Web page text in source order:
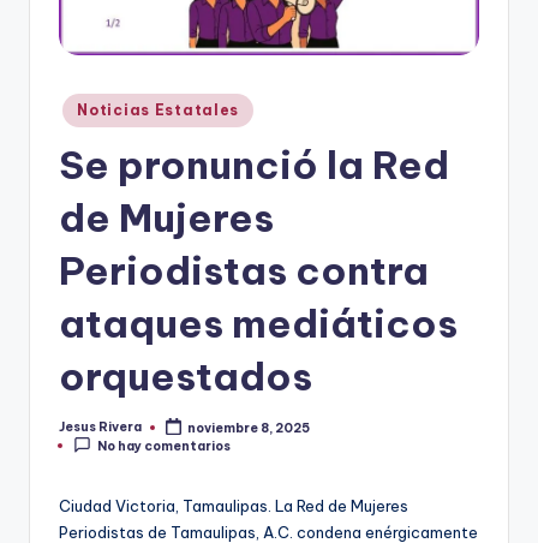
Publicado
en
Noticias Estatales
Se pronunció la Red
de Mujeres
Periodistas contra
ataques mediáticos
orquestados
Publicado
por
Jesus Rivera
noviembre 8, 2025
No hay comentarios
Ciudad Victoria, Tamaulipas. La Red de Mujeres
Periodistas de Tamaulipas, A.C. condena enérgicamente